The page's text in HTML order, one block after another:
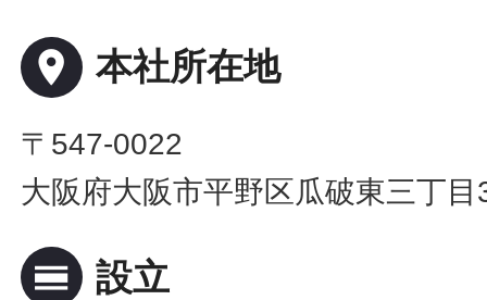
place 本社所在地
〒547-0022
大阪府大阪市平野区瓜破東三丁目
calendar_view_day 設立